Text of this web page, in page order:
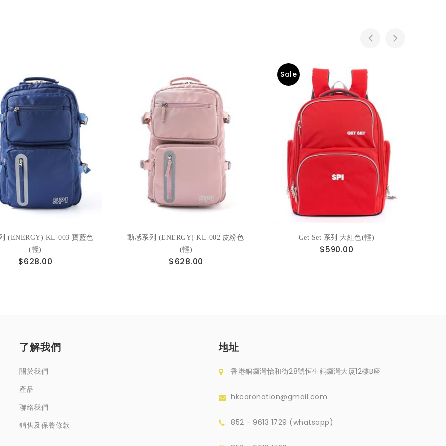
(ENERGY) KL-003 寶藍色
(輕)
$628.00
動感系列 (ENERGY) KL-002 皮粉色
(輕)
$628.00
Sale
Get Set 系列 大紅色(輕)
$590.00
了解我們
關於我們
產品
聯絡我們
銷售及保養條款
地址
香港銅鑼灣怡和街28號恒生銅鑼灣大厦12樓B座
hkcoronation@gmail.com
852 - 9613 1729 (whatsapp)